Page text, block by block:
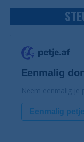
Eenmalig
Neem eenmalig je
Eenmalig